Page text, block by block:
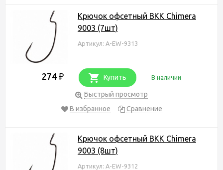
Крючок офсетный BKK Chimera
9003 (7шт)
Артикул: A-EW-9313
274 ₽ Купить В наличии
Быстрый просмотр
В избранное
Сравнение
Крючок офсетный BKK Chimera
9003 (8шт)
Артикул: A-EW-9312